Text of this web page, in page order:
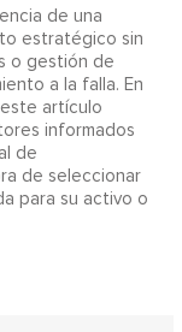
de una
estratégico sin
o gestión de
a la falla. En
artículo
informados
de
de seleccionar
para su activo o